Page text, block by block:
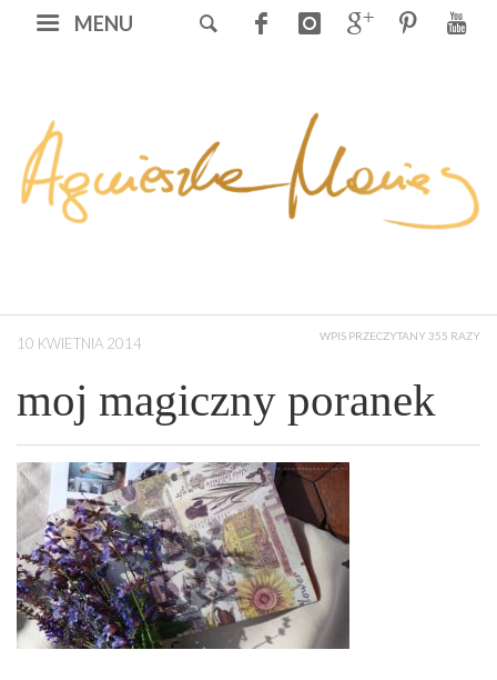
MENU
10 KWIETNIA 2014 WPIS PRZECZYTANY 355 RAZY
moj magiczny poranek